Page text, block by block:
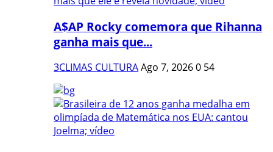
A$AP Rocky comemora que Rihanna
ganha mais que...
3CLIMAS CULTURAAgo 7, 20260 54